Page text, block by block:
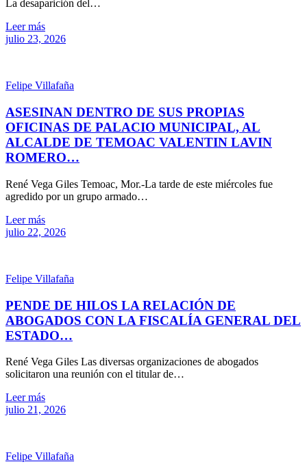
La desaparición del…
Leer más
julio 23, 2026
Felipe Villafaña
ASESINAN DENTRO DE SUS PROPIAS
OFICINAS DE PALACIO MUNICIPAL, AL
ALCALDE DE TEMOAC VALENTIN LAVIN
ROMERO…
René Vega Giles Temoac, Mor.-La tarde de este miércoles fue
agredido por un grupo armado…
Leer más
julio 22, 2026
Felipe Villafaña
PENDE DE HILOS LA RELACIÓN DE
ABOGADOS CON LA FISCALÍA GENERAL DEL
ESTADO…
René Vega Giles Las diversas organizaciones de abogados
solicitaron una reunión con el titular de…
Leer más
julio 21, 2026
Felipe Villafaña